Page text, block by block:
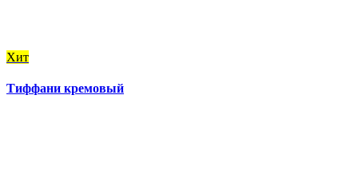
Хит
Тиффани кремовый